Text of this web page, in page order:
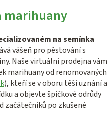
a
í
p
r
v
k
y
v
v
n
í
marihuany
na semínka
vášeň pro pěstování s
Naše virtuální prodejna vám
marihuany od renomovaných
), kteří se v oboru těší uznání a
a objevte špičkové odrůdy
začátečníků po zkušené